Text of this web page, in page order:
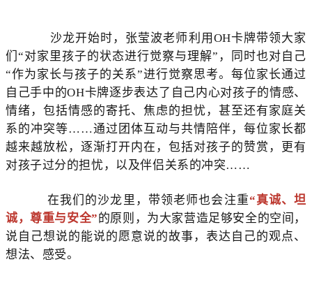
沙龙开始时，张莹波老师利用OH卡牌带领大家
们“对家里孩子的状态进行觉察与理解”，同时也对自己
“作为家长与孩子的关系”进行觉察思考。每位家长通过
自己手中的OH卡牌逐步表达了自己内心对孩子的情感、
情绪，包括情感的寄托、焦虑的担忧，甚至还有家庭关
系的冲突等……通过团体互动与共情陪伴，每位家长都
越来越放松，逐渐打开内在，包括对孩子的赞赏，更有
对孩子过分的担忧，以及伴侣关系的冲突……
在我们的沙龙里，带领老师也会注重“真诚、坦
诚，尊重与安全”的原则，为大家营造足够安全的空间，
说自己想说的能说的愿意说的故事，表达自己的观点、
想法、感受。